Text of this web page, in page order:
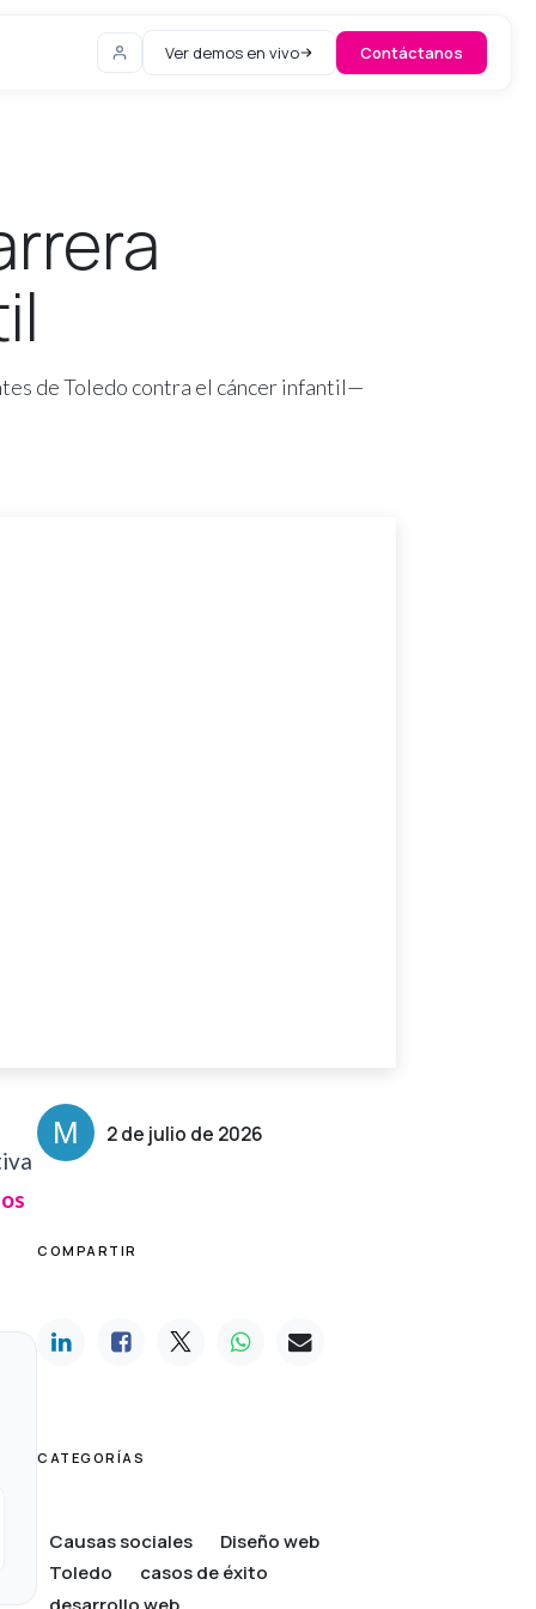
Ver demos en vivo Contáctanos
de Toledo contra el cáncer infantil—
2 de julio de 2026
COMPARTIR
CATEGORÍAS
Causas sociales
Diseño web
Toledo
casos de éxito